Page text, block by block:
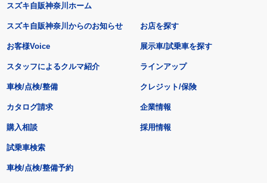
スズキ自販神奈川ホーム
スズキ自販神奈川からのお知らせ
お客様Voice
スタッフによるクルマ紹介
お店を探す
展示車/試乗車を探す
ラインアップ
車検/点検/整備 クレジット/保険
カタログ請求
購入相談
試乗車検索
車検/点検/整備予約
企業情報
採用情報